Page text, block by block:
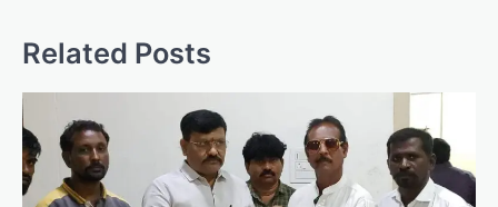
v
i
g
a
t
Related Posts